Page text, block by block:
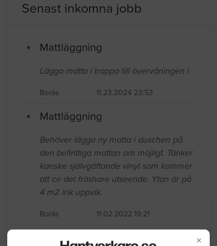
×
Senast inkomna jobb
Mattläggning
Lägga matta i trappa till övervåningen i
Borås 11.23.2024 23:53
Mattläggning
Behöver lägga ny matta i duschen på
den befintliga mattan om möjligt. Tänker
kanske självgäftande vinyl som kommer
att ce det fräshare utseende. Ytan är på
4 m2 ink uppvik.
Borås 11.02.2022 19:21
Mattläggning